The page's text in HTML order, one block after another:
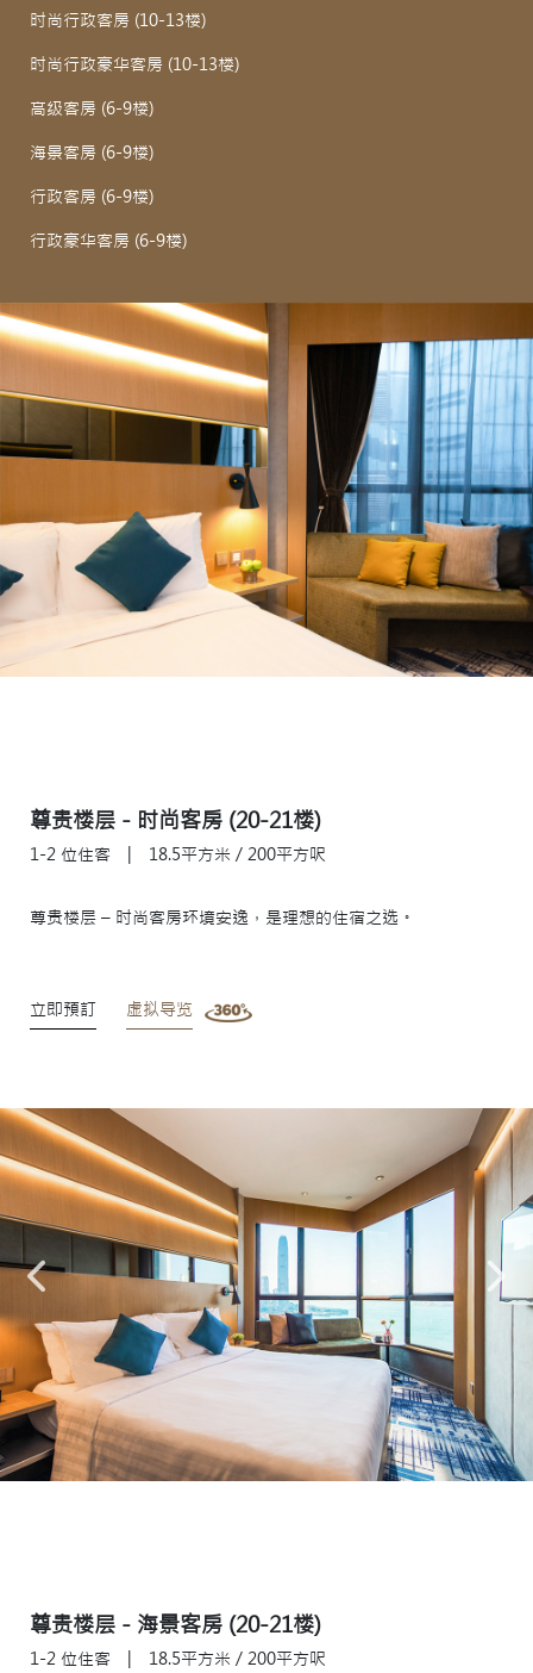
时尚行政客房 (10-13楼)
时尚行政豪华客房 (10-13楼)
高级客房 (6-9楼)
海景客房 (6-9楼)
行政客房 (6-9楼)
行政豪华客房 (6-9楼)
尊贵楼层 - 时尚客房 (20-21楼)
1-2 位住客 18.5平方米 / 200平方呎
尊贵楼层 – 时尚客房环境安逸，是理想的住宿之选。
立即預訂 虚拟导览
尊贵楼层 - 海景客房 (20-21楼)
1-2 位住客 18.5平方米 / 200平方呎